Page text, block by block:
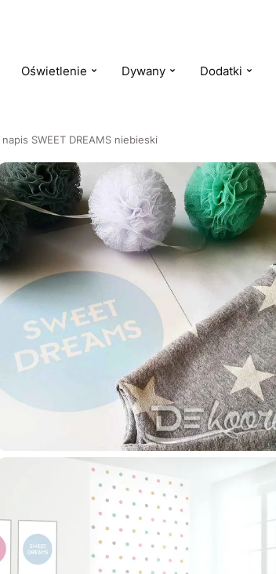
Oświetlenie Dywany Dodatki
SWEET DREAMS niebieski